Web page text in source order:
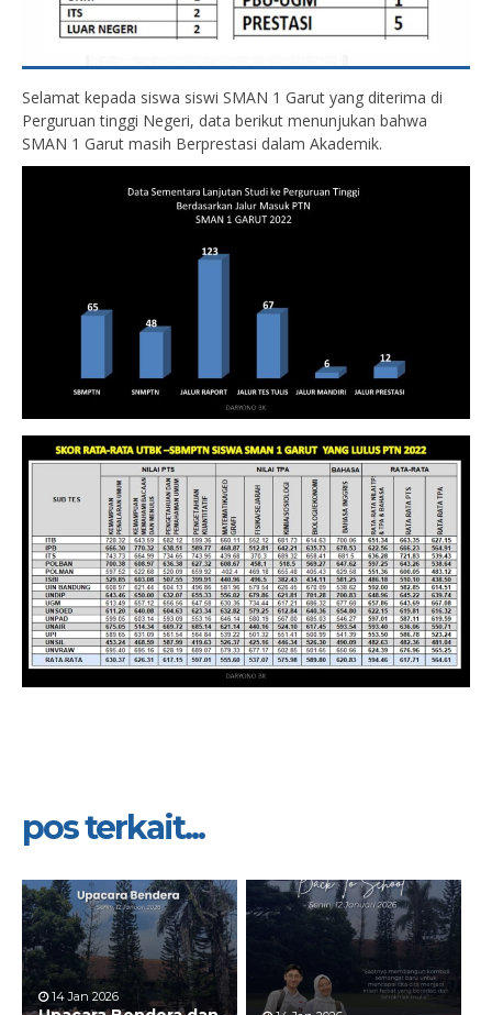
Selamat kepada siswa siswi SMAN 1 Garut yang diterima di
Perguruan tinggi Negeri, data berikut menunjukan bahwa
SMAN 1 Garut masih Berprestasi dalam Akademik.
pos terkait...
14 Jan 2026